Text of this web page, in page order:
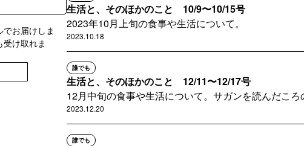
お届けしま
け取れま
生活と、そのほかのこと 10/9〜10/15号
2023年10月上旬の食事や生活について。
2023.10.18
誰でも
生活と、そのほかのこと 12/11〜12/17号
12月中旬の食事や生活について。サガンを読んだころ
2023.12.20
誰でも